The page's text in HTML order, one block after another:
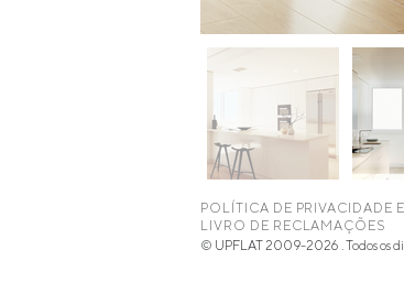
POLÍTICA DE PRIVACIDADE
LIVRO DE RECLAMAÇÕES
© UPFLAT 2009-2026 . Todos os